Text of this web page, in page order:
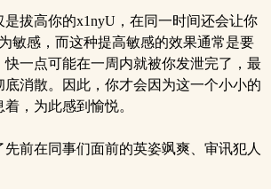
拔高你的x1nyU，在同一时间还会让你
敏感，而这种提高敏感的效果通常是要
快一点可能在一周内就被你发泄完了，最
消散。因此，你才会因为这一个小小的
，为此感到愉悦。
前在同事们面前的英姿飒爽、审讯犯人